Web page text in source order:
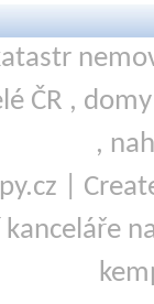
ČR ,
,
|